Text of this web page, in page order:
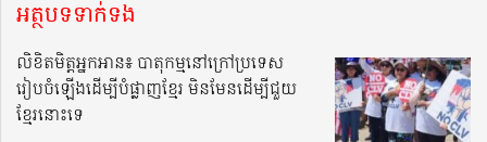
អត្ថបទទាក់ទង
លិខិតមិត្តអ្នកអាន៖ បាតុកម្មនៅក្រៅប្រទេស
រៀបចំឡើងដើម្បីបំផ្លាញខ្មែរ មិនមែនដើម្បីជួយ
ខ្មែរនោះទេ